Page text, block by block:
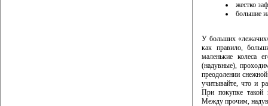
жестко
большие
У больших
как правило,
маленькие колеса
(надувные),
преодолении
учитывайте, что и
При покупке такой
Между прочим,